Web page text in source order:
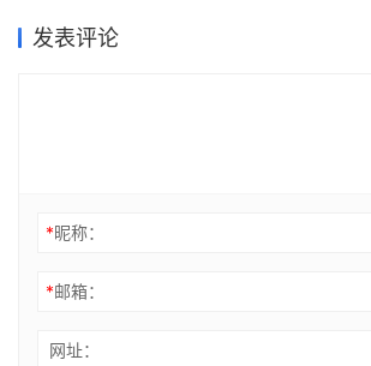
发表评论
*昵称：
*邮箱：
网址：